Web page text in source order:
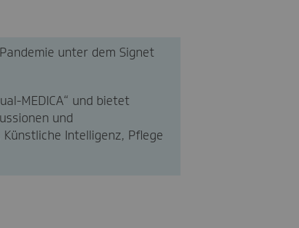
unter dem Signet
MEDICA“ und bietet
und
Intelligenz, Pflege